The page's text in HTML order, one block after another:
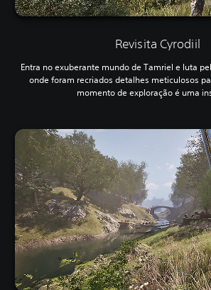
Revisita Cyrodiil
Entra no exuberante mundo de Tamriel e luta
onde foram recriados detalhes meticulosos
momento de exploração é uma